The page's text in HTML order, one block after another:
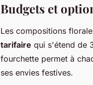
Budgets et
Les compositions
tarifaire qui s'étend de
fourchette permet à
ses envies festives.